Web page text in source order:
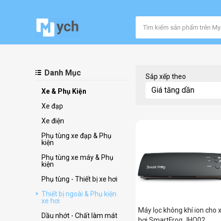
Danh Mục
Xe & Phụ Kiện
Xe đạp
Xe điện
Phụ tùng xe đạp & Phụ
kiện
Phụ tùng xe máy & Phụ
kiện
Phụ tùng - Thiết bị xe hơi
Thiết bị ngoài & Phụ kiện
xe hơi
Dầu nhớt - Chất làm mát
Sắp xếp theo
Máy lọc không khí ion cho